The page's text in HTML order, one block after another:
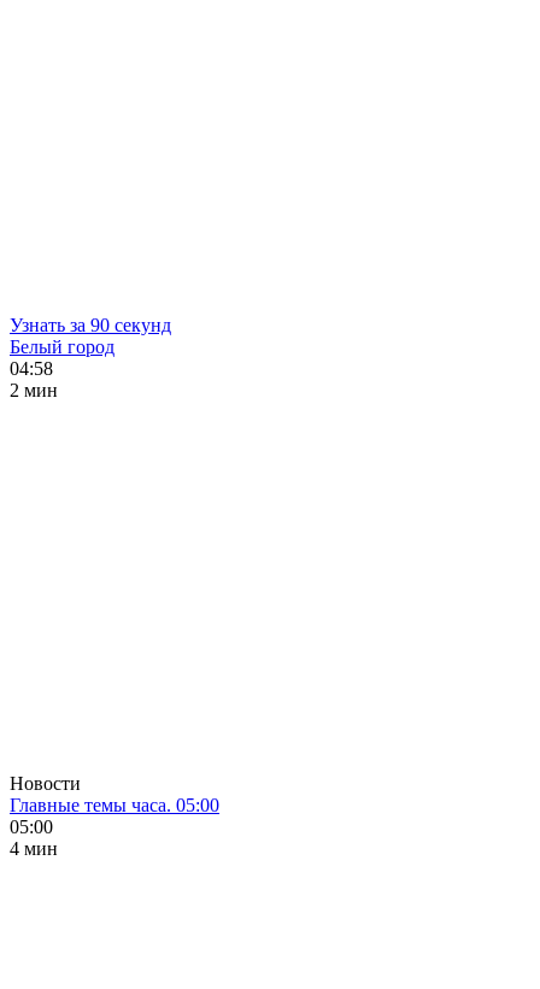
Узнать за 90 секунд
Белый город
04:58
2 мин
Новости
Главные темы часа. 05:00
05:00
4 мин